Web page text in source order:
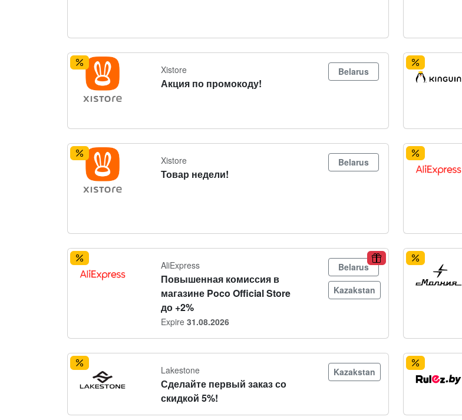
Xistore
Акция по промокоду!
Belarus
Xistore
Товар недели!
Belarus
AliExpress
Повышенная комиссия в
магазине Poco Official Store
до +2%
Expire 31.08.2026
Belarus
Kazakstan
Lakestone
Сделайте первый заказ со
скидкой 5%!
Kazakstan